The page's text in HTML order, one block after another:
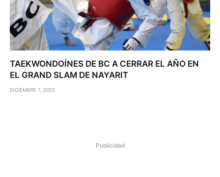
TAEKWONDOÍNES DE BC A CERRAR EL AÑO EN
EL GRAND SLAM DE NAYARIT
DICIEMBRE 1, 2025
Publicidad